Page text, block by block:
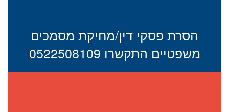
הסרת פסקי דין/מחיקת מסמכים
משפטיים התקשרו 0522508109